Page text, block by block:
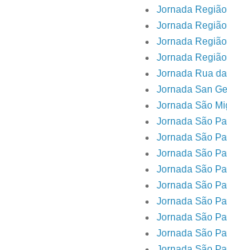
Jornada
Jornada
Jornada
Jornada Região
Jornada Rua
Jornada San
Jornada São
Jornada São
Jornada São
Jornada São
Jornada São
Jornada São
Jornada São
Jornada São
Jornada São